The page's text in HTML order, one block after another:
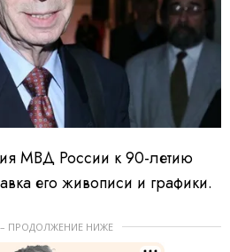
МВД России к 90-летию
его живописи и графики.
ПРОДОЛЖЕНИЕ НИЖЕ